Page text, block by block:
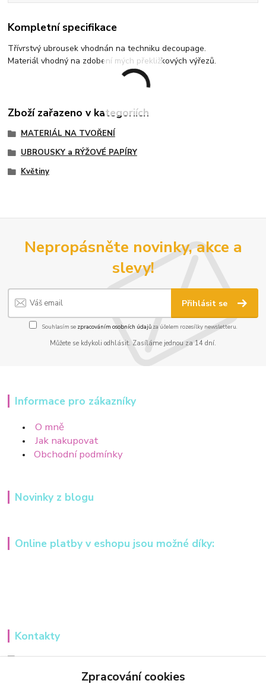
Kompletní specifikace
Třívrstvý ubrousek vhodnán na techniku decoupage.
Materiál vhodný na zdobení mých překližkových výřezů.
Zboží zařazeno v kategoriích
MATERIÁL NA TVOŘENÍ
UBROUSKY a RÝŽOVÉ PAPÍRY
Květiny
Nepropásněte novinky, akce a
slevy!
Přihlásit se
Souhlasím se zpracováním osobních údajůza účelem rozesílky newsletteru.
Můžete se kdykoli odhlásit. Zasíláme jednou za 14 dní.
Informace pro zákazníky
O mně
Jak nakupovat
Obchodní podmínky
Novinky z blogu
Online platby v eshopu jsou možné díky:
Kontakty
+420 607984148
Zpracování cookies